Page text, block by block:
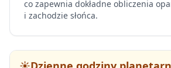
co zapewnia dokładne obliczenia
i zachodzie słońca.